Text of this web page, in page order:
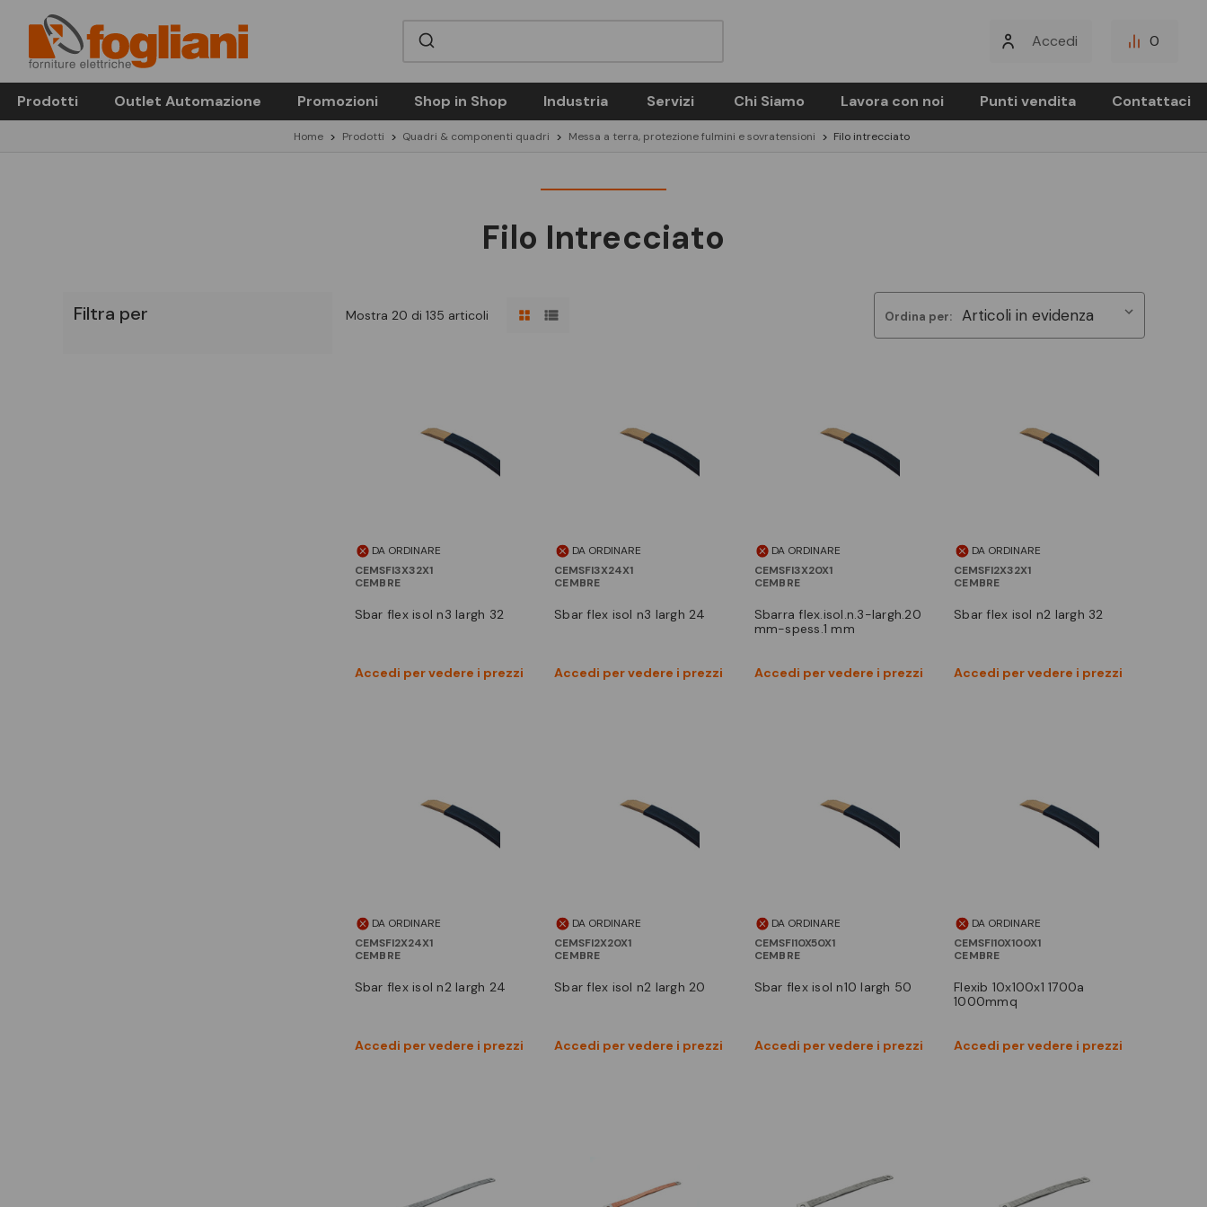
Accedi 0
Prodotti Outlet Automazione Promozioni Shop in Shop Industria Servizi Chi Siamo Lavora con noi Punti vendita Contattaci
Home Prodotti Quadri & componenti quadri Messa a terra, protezione fulmini e sovratensioni Filo intrecciato
Filo Intrecciato
Filtra per Mostra 20 di 135 articoli Ordina per:
DA ORDINARE
CEMSFI3X32X1
CEMBRE
sbar flex isol n3 largh 32
Accedi per vedere i prezzi
Confronta
DA ORDINARE
CEMSFI3X24X1
CEMBRE
sbar flex isol n3 largh 24
Accedi per vedere i prezzi
Confronta
DA ORDINARE
CEMSFI3X20X1
CEMBRE
sbarra flex.isol.n.3-largh.20
mm-spess.1 mm
Accedi per vedere i prezzi
Vedi prodotto
Confronta
DA ORDINARE
CEMSFI2X32X1
CEMBRE
sbar flex isol n2 largh 32
Accedi per vedere i prezzi
Confronta
DA ORDINARE
CEMSFI2X24X1
CEMBRE
sbar flex isol n2 largh 24
Accedi per vedere i prezzi
Confronta
DA ORDINARE
CEMSFI2X20X1
CEMBRE
sbar flex isol n2 largh 20
Accedi per vedere i prezzi
Confronta
DA ORDINARE
CEMSFI10X50X1
CEMBRE
sbar flex isol n10 largh 50
Accedi per vedere i prezzi
Confronta
DA ORDINARE
CEMSFI10X100X1
CEMBRE
flexib 10x100x1 1700a
1000mmq
Accedi per vedere i prezzi
Vedi prodotto
Confronta